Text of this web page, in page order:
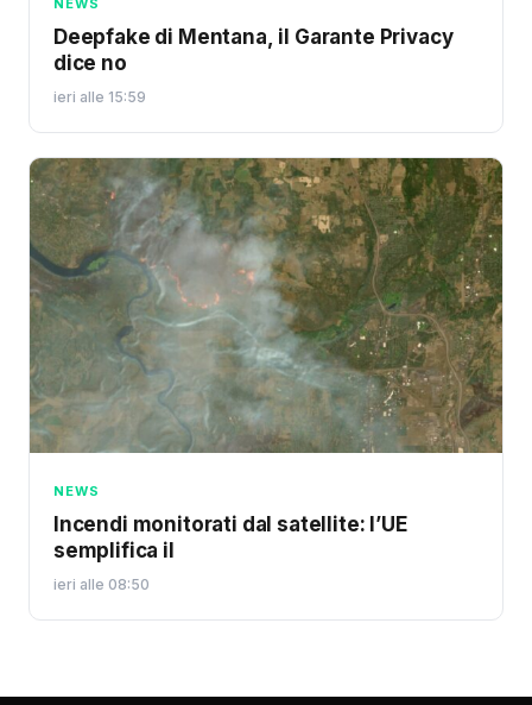
Deepfake di Mentana, il Garante Privacy
dice no
ieri alle 15:59
NEWS
Incendi monitorati dal satellite: l’UE
semplifica il
ieri alle 08:50